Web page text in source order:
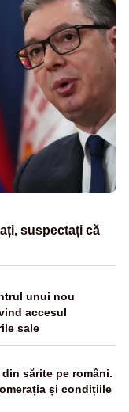
suspectați că
unui nou
accesul
sale
sărite pe români.
și condițiile